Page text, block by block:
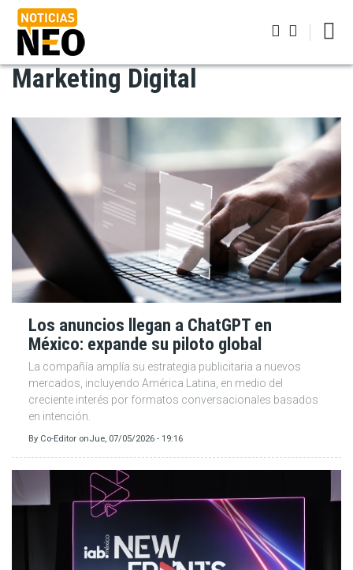
Pasar
contenido
principal
Marketing Digital
Los anuncios llegan a ChatGPT en
México: expande su piloto global
La compañía amplía su estrategia publicitaria a nuevos
mercados, incluyendo América Latina, en medio del
creciente interés por formatos conversacionales basados
en intención.
By Co-Editor onJue, 07/05/2026 - 19:16